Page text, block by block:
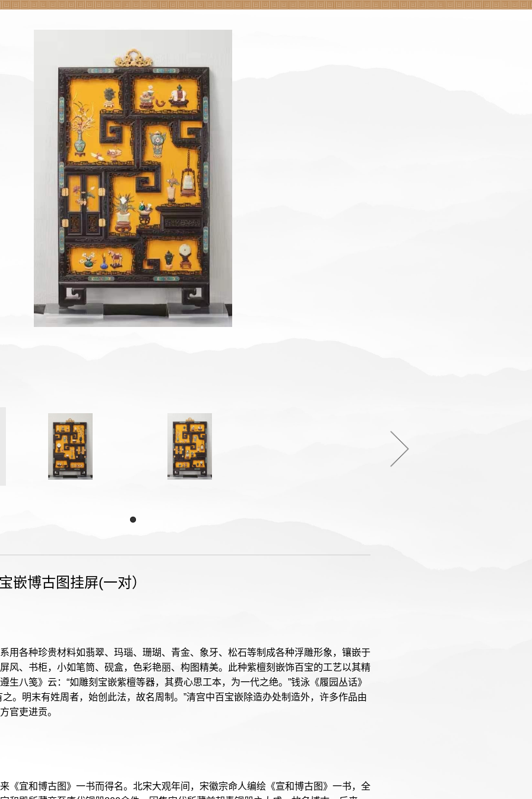
嵌博古图挂屏(一对）
用各种珍贵材料如翡翠、玛瑙、珊瑚、青金、象牙、松石等制成各种浮雕形象，镶嵌于
风、书柜，小如笔筒、砚盒，色彩艳丽、构图精美。此种紫檀刻嵌饰百宝的工艺以其精
生八笺》云：“如雕刻宝嵌紫檀等器，其费心思工本，为一代之绝。”钱泳《履园丛话》
。明末有姓周者，始创此法，故名周制。”清宫中百宝嵌除造办处制造外，许多作品由
官吏进贡。
《宜和博古图》一书而得名。北宋大观年间，宋徽宗命人编绘《宣和博古图》一书，全